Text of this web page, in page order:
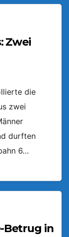
Zwei
die
zwei
durften
6…
Betrug in